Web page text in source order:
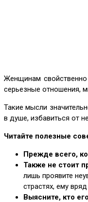
Женщинам свойственно
серьезные отношения,
Такие мысли
в душе, избавиться от
Читайте полезные
Прежде всего,
Также не стоит
лишь проявите
страстях, ему
Выясните, кто